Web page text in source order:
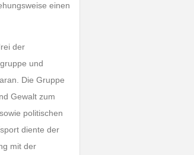
einen
der
und
Die Gruppe
Gewalt zum
politischen
diente der
mit der